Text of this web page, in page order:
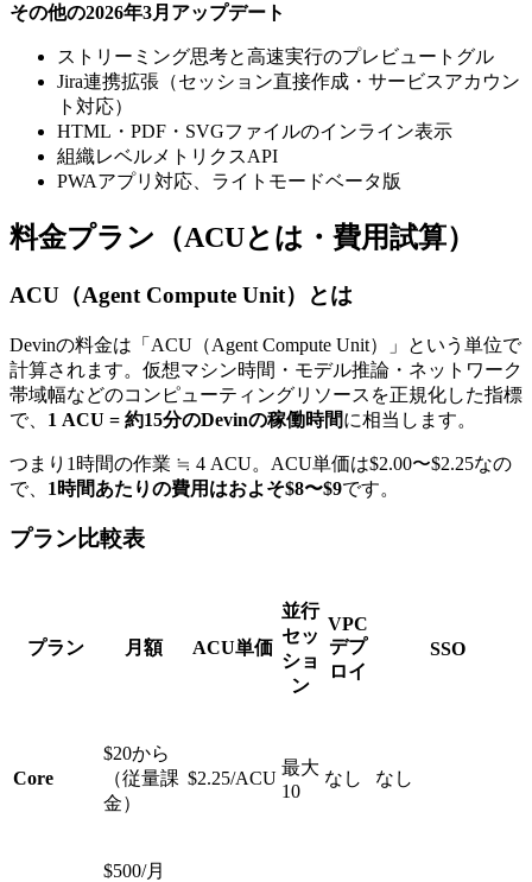
その他の2026年3月アップデート
ストリーミング思考と高速実行のプレビュートグル
Jira連携拡張（セッション直接作成・サービスアカウン
ト対応）
HTML・PDF・SVGファイルのインライン表示
組織レベルメトリクスAPI
PWAアプリ対応、ライトモードベータ版
料金プラン（ACUとは・費用試算）
ACU（Agent Compute Unit）とは
Devinの料金は「ACU（Agent Compute Unit）」という単位で
計算されます。仮想マシン時間・モデル推論・ネットワーク
帯域幅などのコンピューティングリソースを正規化した指標
で、 1 ACU = 約15分のDevinの稼働時間に相当します。
つまり1時間の作業 ≒ 4 ACU。ACU単価は$2.00〜$2.25なの
で、 1時間あたりの費用はおよそ$8〜$9です。
プラン比較表
プラン 月額 ACU単価
並行
セッ
ショ
ン
VPC
デプ
ロイ
SSO
Core
$20から
（従量課
金）
$2.25/ACU
最大
10
なし なし
$500/月